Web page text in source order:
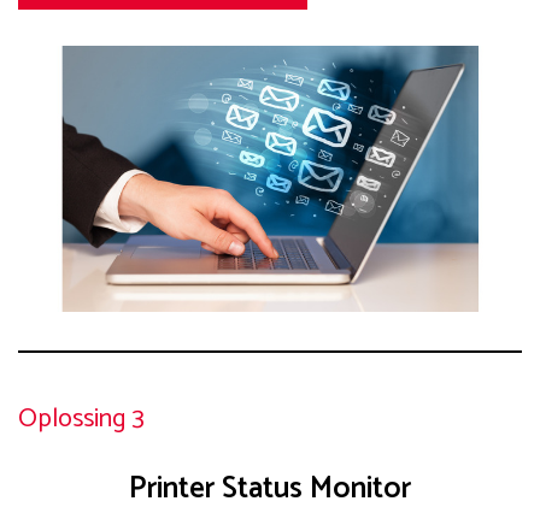
Oplossing 3
Printer Status Monitor